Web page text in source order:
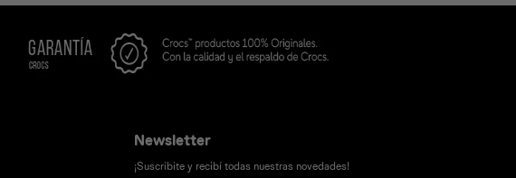
Newsletter
¡Suscribite y recibí todas nuestras novedades!